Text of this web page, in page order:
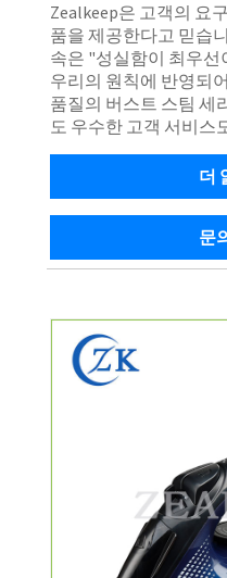
Zealkeep은 고객의 요
품을 제공한다고 믿습
속은 "성실함이 최우
우리의 원칙에 반영되
품질의 버스트 스팀 세
도 우수한 고객 서비스
더
문